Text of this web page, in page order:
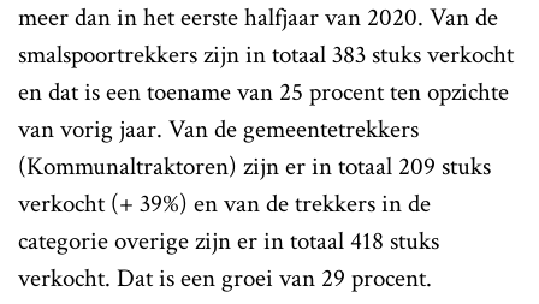
meer dan in het eerste halfjaar van 2020. Van de
smalspoortrekkers zijn in totaal 383 stuks verkocht
en dat is een toename van 25 procent ten opzichte
van vorig jaar. Van de gemeentetrekkers
(Kommunaltraktoren) zijn er in totaal 209 stuks
verkocht (+ 39%) en van de trekkers in de
categorie overige zijn er in totaal 418 stuks
verkocht. Dat is een groei van 29 procent.